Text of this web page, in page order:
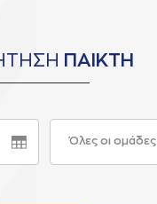
ΠΑΙΚΤΗ
Όλες οι ομάδες